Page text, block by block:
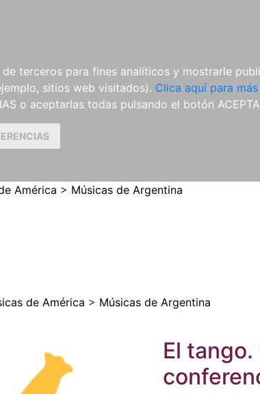
terceros para fines analíticos y mostrarle
sitios web visitados). Clica aquí para
o aceptarlas todas pulsando el botón
PARTITURAS Y EDICIONES
CRÍTICAS
REVISTAS
América > Músicas de Argentina
de América > Músicas de Argentina
El